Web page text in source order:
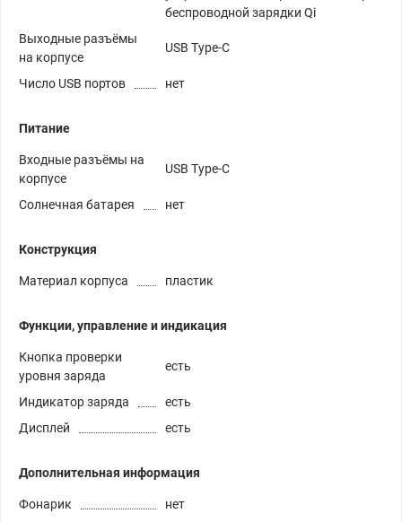
беспроводной зарядки Qi
Выходные разъёмы
на корпусе
USB Type-C
Число USB портов нет
Питание
Входные разъёмы на
корпусе
USB Type-C
Солнечная батарея нет
Конструкция
Материал корпуса пластик
Функции, управление и индикация
Кнопка проверки
уровня заряда
есть
Индикатор заряда
есть
Дисплей
есть
Дополнительная информация
Фонарик
нет